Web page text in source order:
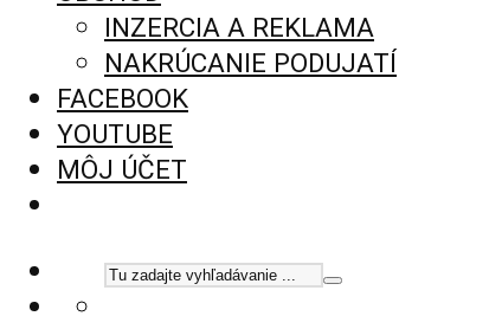
INZERCIA A REKLAMA
NAKRÚCANIE PODUJATÍ
FACEBOOK
YOUTUBE
MÔJ ÚČET